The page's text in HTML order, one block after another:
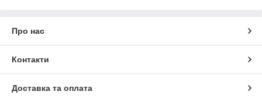
Про нас
Контакти
Доставка та оплата